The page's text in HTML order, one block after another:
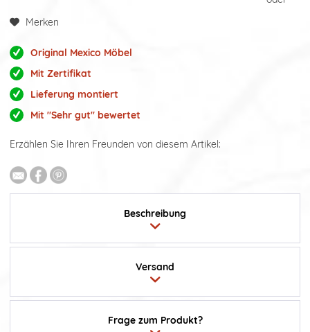
Merken
Original Mexico Möbel
Mit Zertifikat
Lieferung montiert
Mit "Sehr gut" bewertet
Erzählen Sie Ihren Freunden von diesem Artikel:
Beschreibung
Frage zum Produkt?
Versand